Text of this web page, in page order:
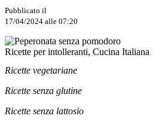
Pubblicato il
17/04/2024 alle 07:20
Ricette per intolleranti, Cucina Italiana
Ricette vegetariane
Ricette senza glutine
Ricette senza lattosio